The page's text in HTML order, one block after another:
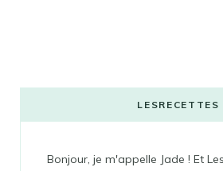
LESRECETTES
Bonjour, je m'appelle Jade ! Et